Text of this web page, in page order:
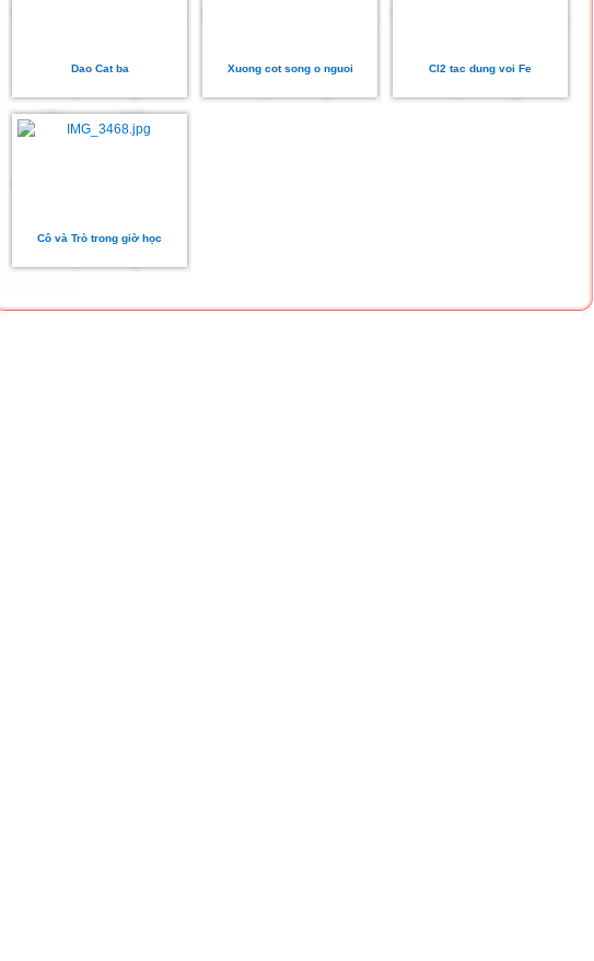
Dao Cat ba Xuong cot song o nguoi Cl2 tac dung voi Fe
Cô và Trò trong giờ học